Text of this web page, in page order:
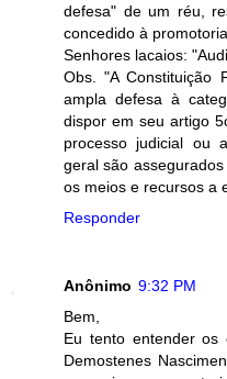
defesa" de um réu,
concedido à
Senhores lacaios:
Obs. "A Constituição
ampla defesa à
dispor em seu artigo
processo judicial ou
geral são
os meios e recursos a
Responder
Anônimo 9:32 PM
Bem,
Eu tento entender os
Demostenes